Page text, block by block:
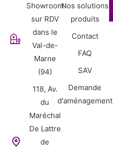
Showroom
sur RDV
dans le
Val-de-
Marne
(94)
118, Av.
du
Maréchal
De Lattre
de
Nos solutions
produits
Contact
FAQ
SAV
Demande
d'aménagement